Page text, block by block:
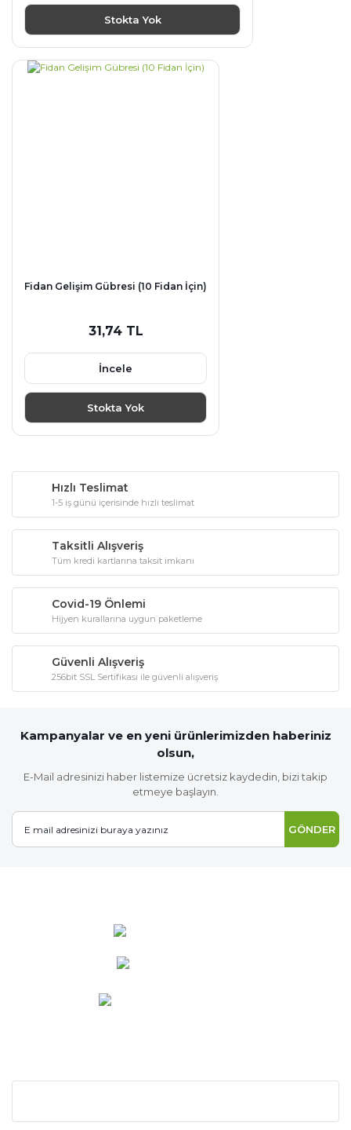
Stokta Yok
Fidan Gelişim Gübresi (10 Fidan İçin)
31,74 TL
İncele
Stokta Yok
Hızlı Teslimat
1-5 iş günü içerisinde hızlı teslimat
Taksitli Alışveriş
Tüm kredi kartlarına taksit imkanı
Covid-19 Önlemi
Hijyen kurallarına uygun paketleme
Güvenli Alışveriş
256bit SSL Sertifikası ile güvenli alışveriş
Kampanyalar ve en yeni ürünlerimizden haberiniz
olsun,
E-Mail adresinizi haber listemize ücretsiz kaydedin, bizi takip
etmeye başlayın.
GÖNDER